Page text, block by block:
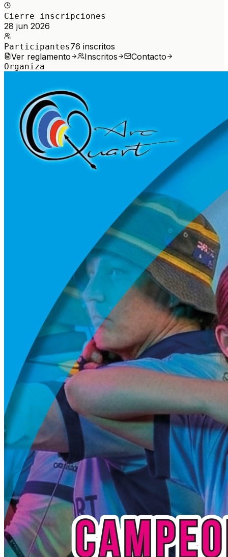
Cierre inscripciones
28 jun 2026
Participantes76 inscritos
Ver reglamento
Inscritos Contacto
Organiza